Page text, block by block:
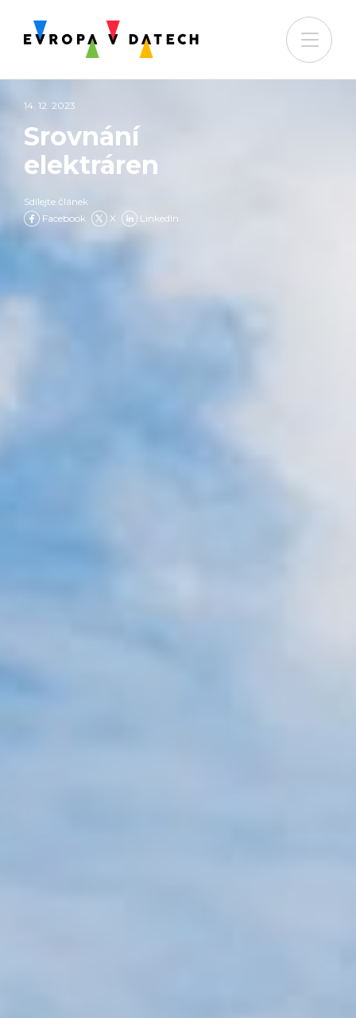
14. 12. 2023
Srovnání
elektráren
Sdílejte článek
Facebook
X LinkedIn